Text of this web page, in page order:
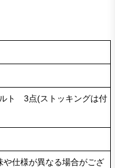
ト 3点(ストッキングは付
仕様が異なる場合がござ